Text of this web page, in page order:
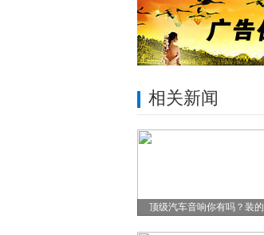
相关新闻
顶级汽车音响你有吗？装的